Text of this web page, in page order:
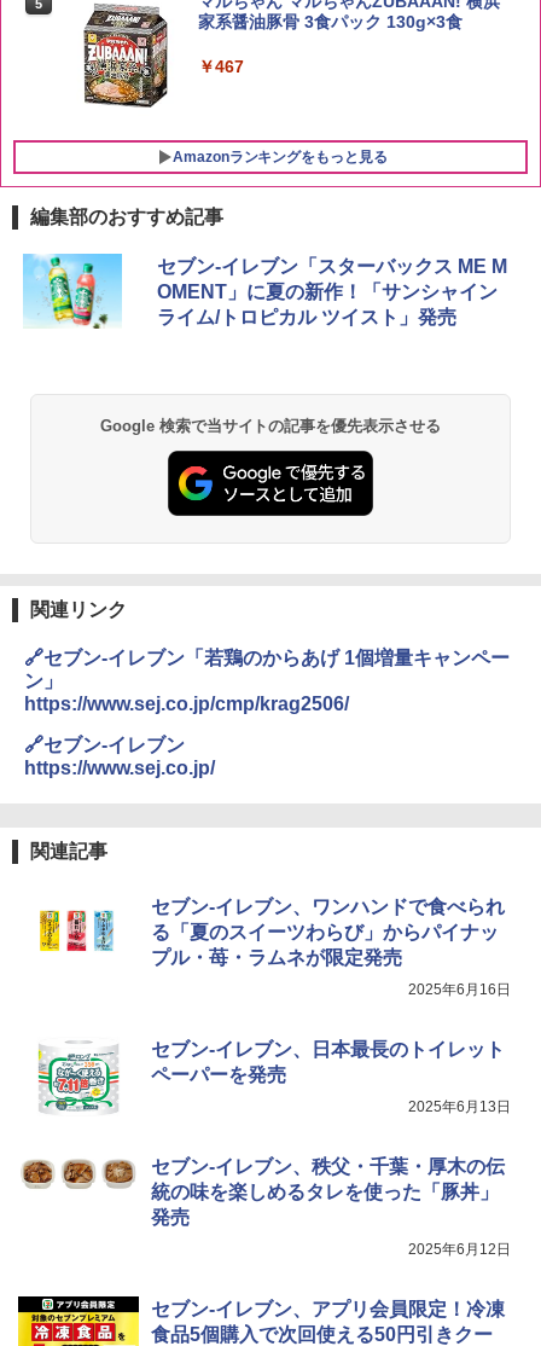
￥2,680
白州 Story of the Distillery 2026 化粧箱
入 700ml
￥19,860
5
家系醤油豚骨 3食パック 130g×3食
￥467
Amazonランキングをもっと見る
1
[山善] スチームオーブンレンジ 25L 一人
暮らし 二人暮らし フラットテーブル ス
チーム調理 自動メニュー19種搭載 角皿
付き ブラック MRK-F250TSV(B)
シャープ 過熱水蒸気 オーブンレンジ 23
L 1段調理 ブラック RE-WF232-B シンプ
ル操作 コンパクト 一人暮らし 二人暮ら
し らくチン!（絶対湿度）センサー ノン
フライ調理 トースト スチームあたため
3
[山善] スチームオーブンレンジ 省エネ
高効率 15L 一人暮らし 二人暮らし スチ
ック YRZ-WF150TV(B)
4
TOSHIBA(東芝) スチームオーブンレン
ジ 石窯ドーム ER-D80A(K) ブラック 25
0℃ 1段調理 フラットテーブル 電子レン
ジ 赤外線センサー ノンフライ調理 簡単
お手入れ 小型 新生活 一人暮らし 二人暮
￥34,546
AX-XJ1-B ブラック 30L 2段調理 コンベ
クション トースト機能
編集部のおすすめ記事
セブン-イレブン「スターバックス ME M
OMENT」に夏の新作！「サンシャイン
ライム/トロピカル ツイスト」発売
Google 検索で当サイトの記事を優先表示させる
関連リンク
🔗セブン-イレブン「若鶏のからあげ 1個増量キャンペー
ン」
https://www.sej.co.jp/cmp/krag2506/
🔗セブン-イレブン
https://www.sej.co.jp/
関連記事
セブン-イレブン、ワンハンドで食べられ
る「夏のスイーツわらび」からパイナッ
プル・苺・ラムネが限定発売
2025年6月16日
セブン-イレブン、日本最長のトイレット
ペーパーを発売
2025年6月13日
セブン-イレブン、秩父・千葉・厚木の伝
統の味を楽しめるタレを使った「豚丼」
発売
2025年6月12日
セブン-イレブン、アプリ会員限定！冷凍
食品5個購入で次回使える50円引きクー